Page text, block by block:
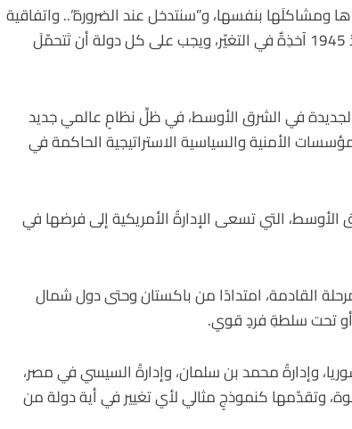
ومشاكلَها بنفسها، و”سنتدخل عند الضرورة”.. واتفاقية
الحماية العسكرية والأمنية المعمول بها عالميا منذ 1945 آخذِةٌ في التغيّر، ويجب على كل دولة أن تَتحمّلَ
في الشرق الأوسط، في ظلِّ نظامٍ عالمي جديد
الأمنية والسياسية الاستراتيجية الحاكمة في
التي تسعى الإدارةُ الأمريكية إلى فرضها في
القادمة، امتدادًا من باكستان وحتى دول شمال
أو تحت سلطةِ فردٍ قوي.
وإدارةُ محمد بن سلمان، وإدارةُ السيسي في مصر،
وتقدّمها كنموذجٍ مثالي لأي تغيير في أية دولة من